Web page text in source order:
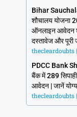
Bihar
शौचालय योजना
ऑनलाइन आवेदन
दस्तावेज और पूरी
thecleardoubts
PDCC Bank
बैंक में 289 सिपाही
आवेदन | जानें
thecleardoubts